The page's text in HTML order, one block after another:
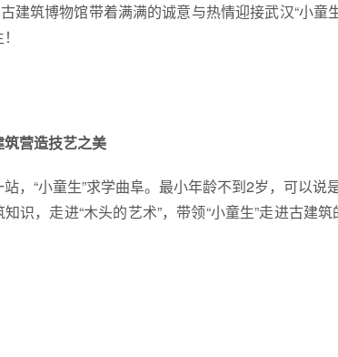
建筑博物馆带着满满的诚意与热情迎接武汉“小童
营造技艺之美
，“小童生”求学曲阜。最小年龄不到2岁，可以说
识，走进“木头的艺术”，带领“小童生”走进古建